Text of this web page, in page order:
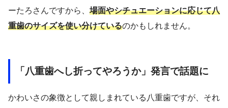
ーたろさんですから、 場面やシチュエーションに応じて八
重歯のサイズを使い分けているのかもしれません。
「八重歯へし折ってやろうか」発言で話題に
かわいさの象徴として親しまれている八重歯ですが、それ